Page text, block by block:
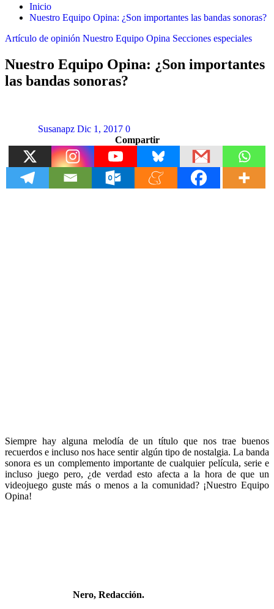
Inicio
Nuestro Equipo Opina: ¿Son importantes las bandas sonoras?
Artículo de opinión Nuestro Equipo Opina Secciones especiales
Nuestro Equipo Opina: ¿Son importantes
las bandas sonoras?
Susanapz Dic 1, 2017 0
Compartir
Siempre hay alguna melodía de un título que nos trae buenos
recuerdos e incluso nos hace sentir algún tipo de nostalgia. La banda
sonora es un complemento importante de cualquier película, serie e
incluso juego pero, ¿de verdad esto afecta a la hora de que un
videojuego guste más o menos a la comunidad? ¡Nuestro Equipo
Opina!
Nero, Redacción.